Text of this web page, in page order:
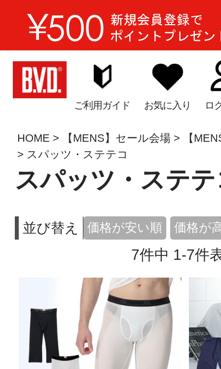
ご利用ガイド お気に入り ロ
HOME 【MENS】セール会場
【
スパッツ・ステテコ
スパッツ・ステ
並び替え 価格が安い順 価格が
7件中 1-7件